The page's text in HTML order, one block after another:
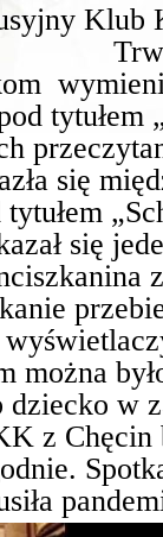
Klub
tytułem
się
się
można
dziecko w
z Chęcin